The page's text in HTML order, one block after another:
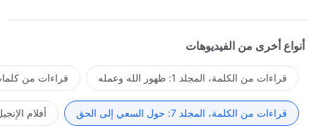
أنواع أخرى من الفيديوهات
قراءات من الكلمة، المجلد 1: ظهور الله وعمله قراءات من
قراءات من الكلمة، المجلد 7: حول السعي إلى الحق أفلام